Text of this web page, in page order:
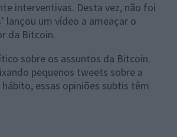
interventivas. Desta vez, não foi
lançou um vídeo a ameaçar o
da Bitcoin.
sobre os assuntos da Bitcoin.
pequenos tweets sobre a
essas opiniões subtis têm